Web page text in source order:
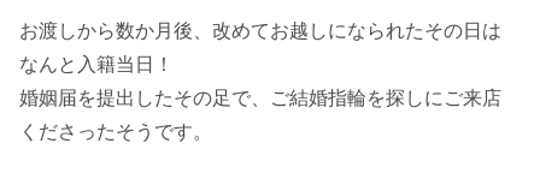
お渡しから数か月後、改めてお越しになられたその日は
なんと入籍当日！
婚姻届を提出したその足で、ご結婚指輪を探しにご来店
くださったそうです。